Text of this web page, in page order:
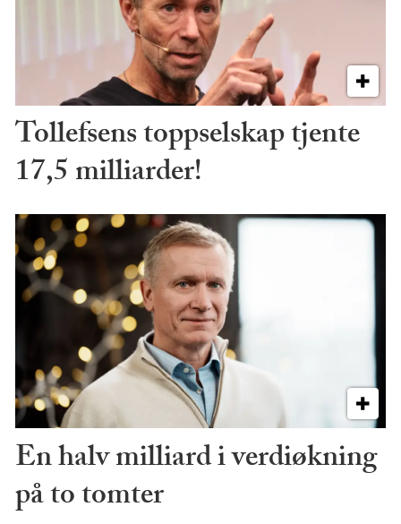
Tollefsens toppselskap tjente
17,5 milliarder!
En halv milliard i verdiøkning
på to tomter